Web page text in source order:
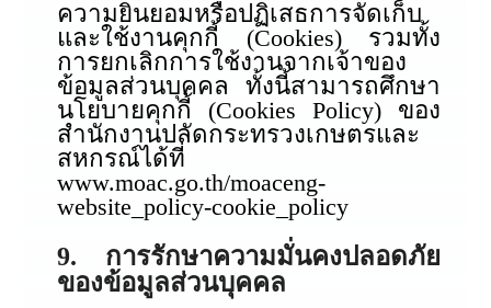
ความยินยอมหรือปฏิเสธการจัดเก็บ
และใช้งานคุกกี้ (Cookies) รวมทั้ง
การยกเลิกการใช้งานจากเจ้าของ
ข้อมูลส่วนบุคคล ทั้งนี้สามารถศึกษา
นโยบายคุกกี้ (Cookies Policy) ของ
สำนักงานปลัดกระทรวงเกษตรและ
สหกรณ์ได้ที่
www.moac.go.th/moaceng-
website_policy-cookie_policy
9. การรักษาความมั่นคงปลอดภัย
ของข้อมูลส่วนบุคคล